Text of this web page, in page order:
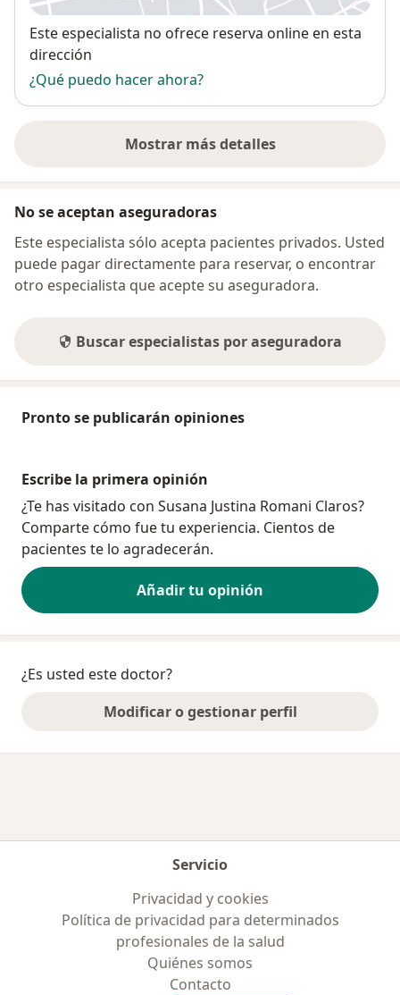
Disponibilidad
Este especialista no ofrece reserva online en esta
dirección
¿Qué puedo hacer ahora?
Mostrar más detalles
sobre la dirección
No se aceptan aseguradoras
Este especialista sólo acepta pacientes privados. Usted
puede pagar directamente para reservar, o encontrar
otro especialista que acepte su aseguradora.
Buscar especialistas por aseguradora
Pronto se publicarán opiniones
Escribe la primera opinión
¿Te has visitado con Susana Justina Romani Claros?
Comparte cómo fue tu experiencia. Cientos de
pacientes te lo agradecerán.
Añadir tu opinión
¿Es usted este doctor?
Modificar o gestionar perfil
Servicio
Privacidad y cookies
Política de privacidad para determinados
profesionales de la salud
Quiénes somos
Contacto